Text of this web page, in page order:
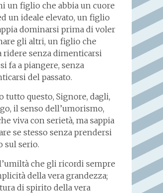
un figlio che abbia un cuore
un ideale elevato, un figlio
dominarsi prima di voler
gli altri, un figlio che
ridere senza dimenticarsi
fa a piangere, senza
del passato.
tutto questo, Signore, dagli,
il senso dell’umorismo,
viva con serietà, ma sappia
se stesso senza prendersi
sul serio.
che gli ricordi sempre
della vera grandezza;
di spirito della vera